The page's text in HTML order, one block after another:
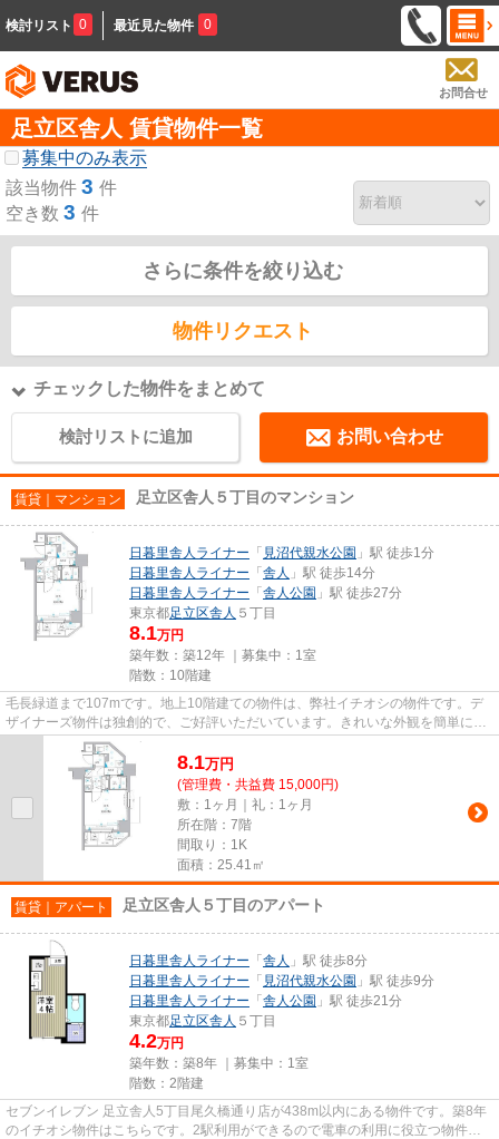
検討リスト 0 最近見た物件 0
お問合せ
足立区舎人 賃貸物件一覧
募集中のみ表示
該当物件 3 件
空き数 3 件
さらに条件を絞り込む
物件リクエスト
チェックした物件をまとめて
検討リストに追加 お問い合わせ
賃貸｜マンション 足立区舎人５丁目のマンション
日暮里舎人ライナー 「 見沼代親水公園 」駅 徒歩1分
日暮里舎人ライナー 「 舎人 」駅 徒歩14分
日暮里舎人ライナー 「 舎人公園 」駅 徒歩27分
東京都足立区舎人 ５丁目
8.1万円
築年数：築12年 ｜募集中： 1室
階数：10階建
毛長緑道まで107mです。地上10階建ての物件は、弊社イチオシの物件です。デ
ザイナーズ物件は独創的で、ご好評いただいています。きれいな外観を簡単に保
つことができる、外観タイル張...
8.1万円
(管理費・共益費 15,000円)
敷：1ヶ月｜礼：1ヶ月
所在階：7階
間取り：1K
面積：25.41㎡
賃貸｜アパート 足立区舎人５丁目のアパート
日暮里舎人ライナー 「 舎人 」駅 徒歩8分
日暮里舎人ライナー 「 見沼代親水公園 」駅 徒歩9分
日暮里舎人ライナー 「 舎人公園 」駅 徒歩21分
東京都足立区舎人 ５丁目
4.2万円
築年数：築8年 ｜募集中： 1室
階数：2階建
セブンイレブン 足立舎人5丁目尾久橋通り店が438m以内にある物件です。築8年
のイチオシ物件はこちらです。2駅利用ができるので電車の利用に役立つ物件で